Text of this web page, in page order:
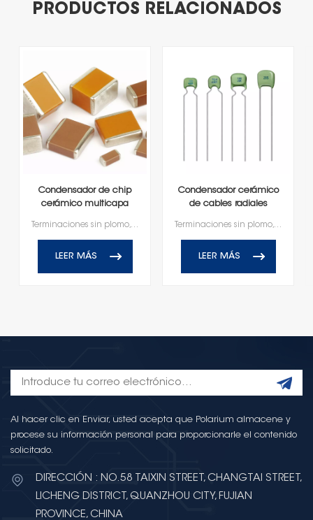
PRODUCTOS RELACIONADOS
Condensador de chip
cerámico multicapa
Terminaciones sin plomo, compatibles con RoHS y Reach
LEER MÁS
Condensador cerámico
de cables radiales
Terminaciones sin plomo, compatibles con RoHS y Reach
LEER MÁS
Al hacer clic en Enviar, usted acepta que Polarium almacene y
procese su información personal para proporcionarle el contenido
solicitado.
DIRECCIÓN : NO.58 TAIXIN STREET, CHANGTAI STREET,
LICHENG DISTRICT, QUANZHOU CITY, FUJIAN
PROVINCE, CHINA